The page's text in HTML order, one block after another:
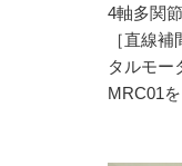
4軸多関
［直線
タルモー
MRC01